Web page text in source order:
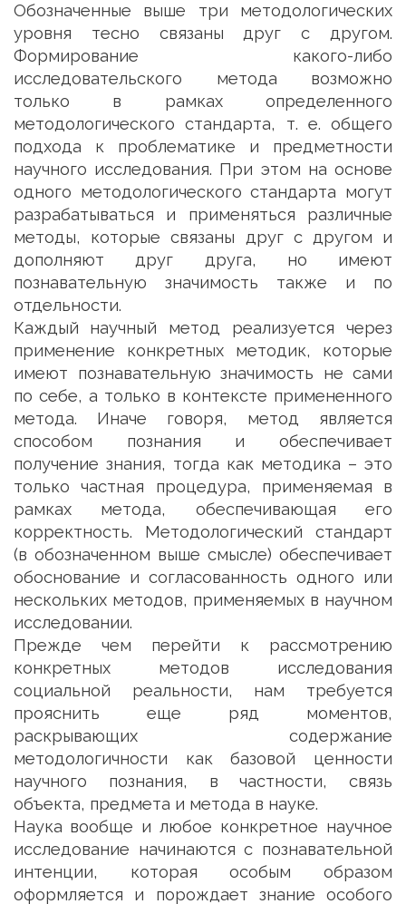
Обозначенные выше три методологических
уровня тесно связаны друг с другом.
Формирование какого-либо
исследовательского метода возможно
только в рамках определенного
методологического стандарта, т. е. общего
подхода к проблематике и предметности
научного исследования. При этом на основе
одного методологического стандарта могут
разрабатываться и применяться различные
методы, которые связаны друг с другом и
дополняют друг друга, но имеют
познавательную значимость также и по
отдельности.
Каждый научный метод реализуется через
применение конкретных методик, которые
имеют познавательную значимость не сами
по себе, а только в контексте примененного
метода. Иначе говоря, метод является
способом познания и обеспечивает
получение знания, тогда как методика – это
только частная процедура, применяемая в
рамках метода, обеспечивающая его
корректность. Методологический стандарт
(в обозначенном выше смысле) обеспечивает
обоснование и согласованность одного или
нескольких методов, применяемых в научном
исследовании.
Прежде чем перейти к рассмотрению
конкретных методов исследования
социальной реальности, нам требуется
прояснить еще ряд моментов,
раскрывающих содержание
методологичности как базовой ценности
научного познания, в частности, связь
объекта, предмета и метода в науке.
Наука вообще и любое конкретное научное
исследование начинаются с познавательной
интенции, которая особым образом
оформляется и порождает знание особого